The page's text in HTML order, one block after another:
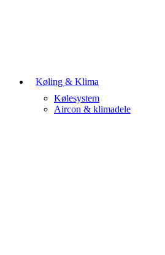
Køling & Klima
Kølesystem
Aircon & klimadele